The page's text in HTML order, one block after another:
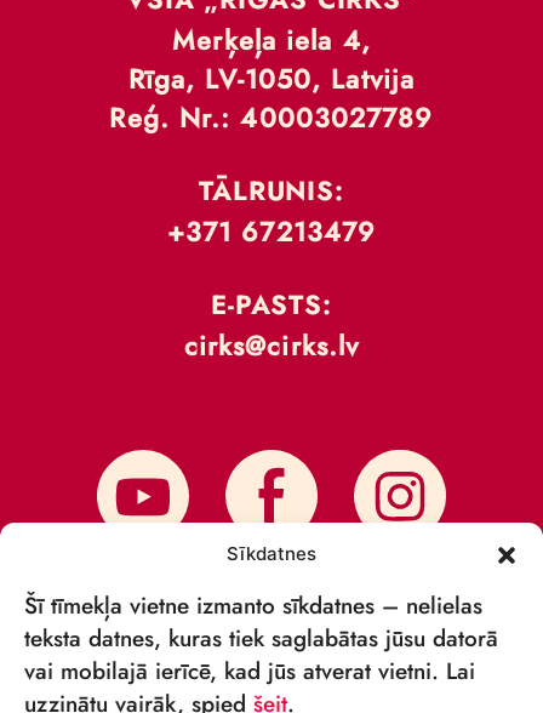
Sīkdatnes
Šī tīmekļa vietne izmanto sīkdatnes – nelielas
teksta datnes, kuras tiek saglabātas jūsu datorā
vai mobilajā ierīcē, kad jūs atverat vietni. Lai
uzzinātu vairāk, spied šeit.
Merķeļa iela 4,
Rīga, LV-1050, Latvija
Reģ. Nr.: 40003027789
TĀLRUNIS:
+371 67213479
E-PASTS:
cirks@cirks.lv
PIESAKIES JAUNUMIEM